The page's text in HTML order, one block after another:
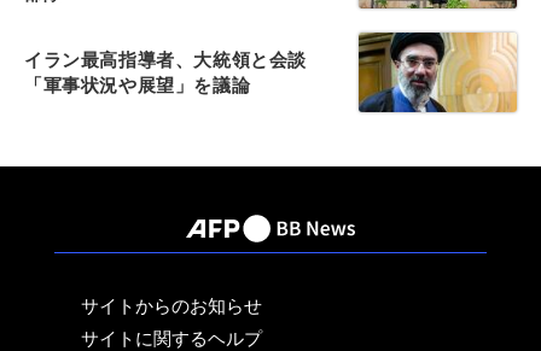
イラン最高指導者、大統領と会談
「軍事状況や展望」を議論
サイトからのお知らせ
サイトに関するヘルプ